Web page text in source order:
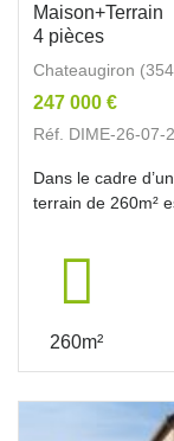
Maison+Terrain
4 pièces
Chateaugiron
247 000 €
Réf. DIME-26-07-
Dans le cadre
terrain de 260m²
260m²